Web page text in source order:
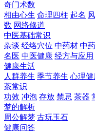
奇门术数
相由心生 命理四柱 起名
数 网络修道
中医基础常识
杂谈 经络穴位 中药材 中
名医 中医健康 经方与应用
健康生活
人群养生 季节养生 心理健
茶常识
功效 冲泡 存放 禁忌 茶器
梦的解析
周公解梦 古玩玉石
健康问答